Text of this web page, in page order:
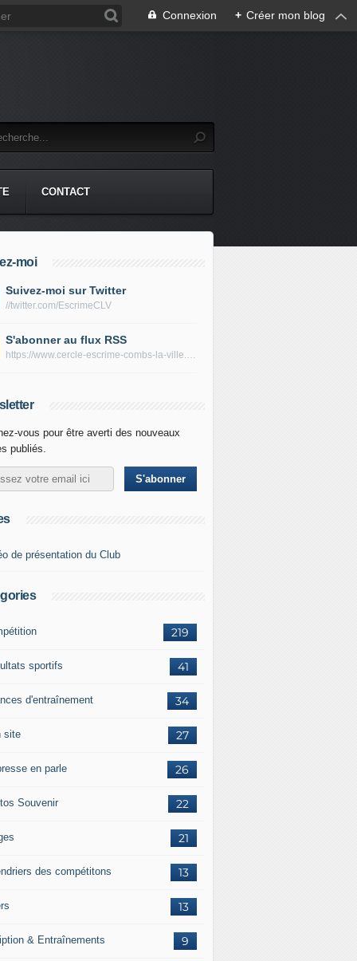
Connexion + Créer mon blog
CONTACT
moi
Suivez-moi sur Twitter
//twitter.com/EscrimeCLV
S'abonner au flux RSS
https://www.cercle-escrime-combs-la-ville.fr/rss
vous pour être averti des nouveaux
publiés.
de présentation du Club
219
41
sportifs
34
d'entraînement
27
site
26
en parle
22
Souvenir
21
13
des compétitons
13
9
& Entraînements